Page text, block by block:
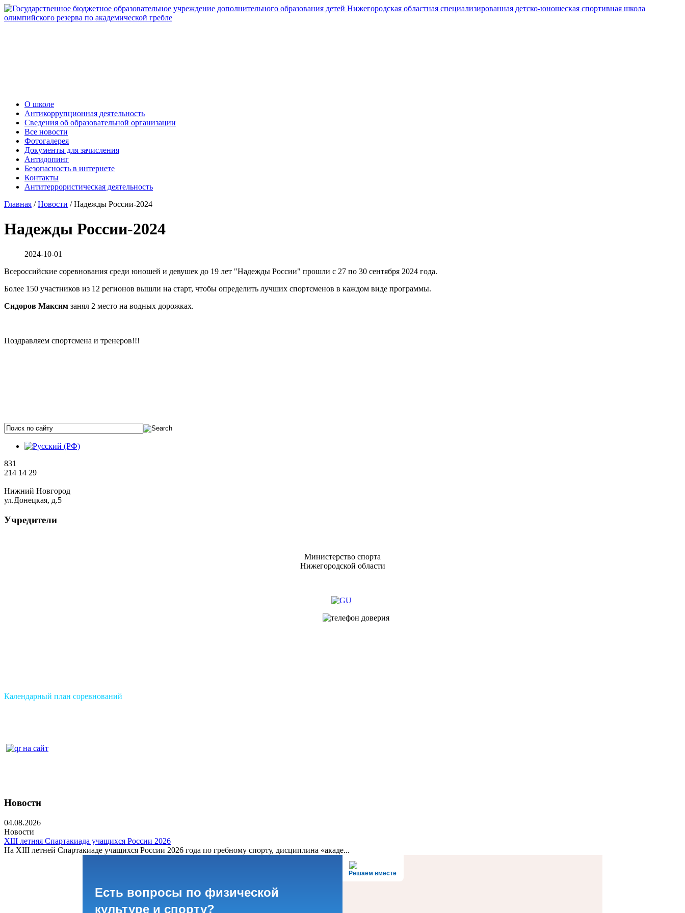
О школе
Антикоррупционная деятельность
Сведения об образовательной организации
Все новости
Фотогалерея
Документы для зачисления
Антидопинг
Безопасность в интернете
Контакты
Антитеррористическая деятельность
Главная /Новости /Надежды России-2024
Надежды России-2024
2024-10-01
Всероссийские соревнования среди юношей и девушек до 19 лет "Надежды России" прошли с 27 по 30 сентября 2024 года.
Более 150 участников из 12 регионов вышли на старт, чтобы определить лучших спортсменов в каждом виде программы.
Сидоров Максим занял 2 место на водных дорожках.
Поздравляем спортсмена и тренеров!!!
831
214 14 29
Нижний Новгород
ул.Донецкая, д.5
Учредители
Министерство спорта
Нижегородской области
Календарный план соревнований
Новости
04.08.2026
Новости
XIII летняя Спартакиада учащихся России 2026
На XIII летней Спартакиаде учащихся России 2026 года по гребному спорту, дисциплина «акаде...
Решаем вместе
Есть вопросы по физической
культуре и спорту?